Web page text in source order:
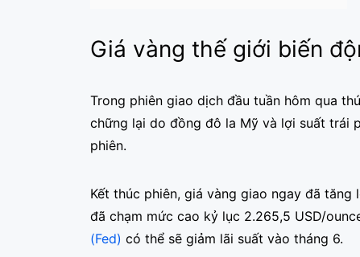
Giá vàng thế giới biến
Trong phiên giao dịch đầu tuần hôm qua
chững lại do đồng đô la Mỹ và lợi suất trái
phiên.
Kết thúc phiên, giá vàng giao ngay đã tăng
đã chạm mức cao kỷ lục 2.265,5 USD/
(Fed) có thể sẽ giảm lãi suất vào tháng 6.